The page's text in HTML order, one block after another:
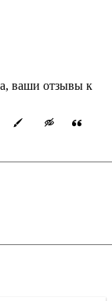
ваши отзывы к